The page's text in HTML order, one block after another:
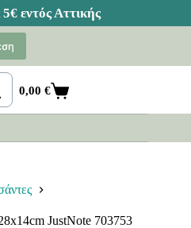
Καλάθι
Αγορών
0,00€
JustNote 703753